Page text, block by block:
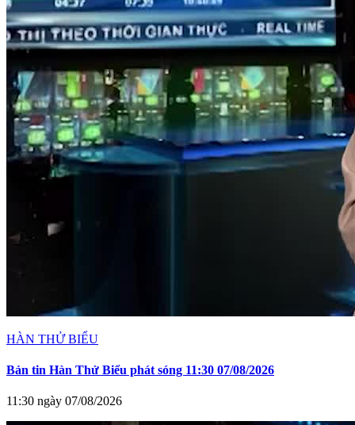
HÀN THỬ BIỂU
Bản tin Hàn Thử Biểu phát sóng 11:30 07/08/2026
11:30 ngày 07/08/2026